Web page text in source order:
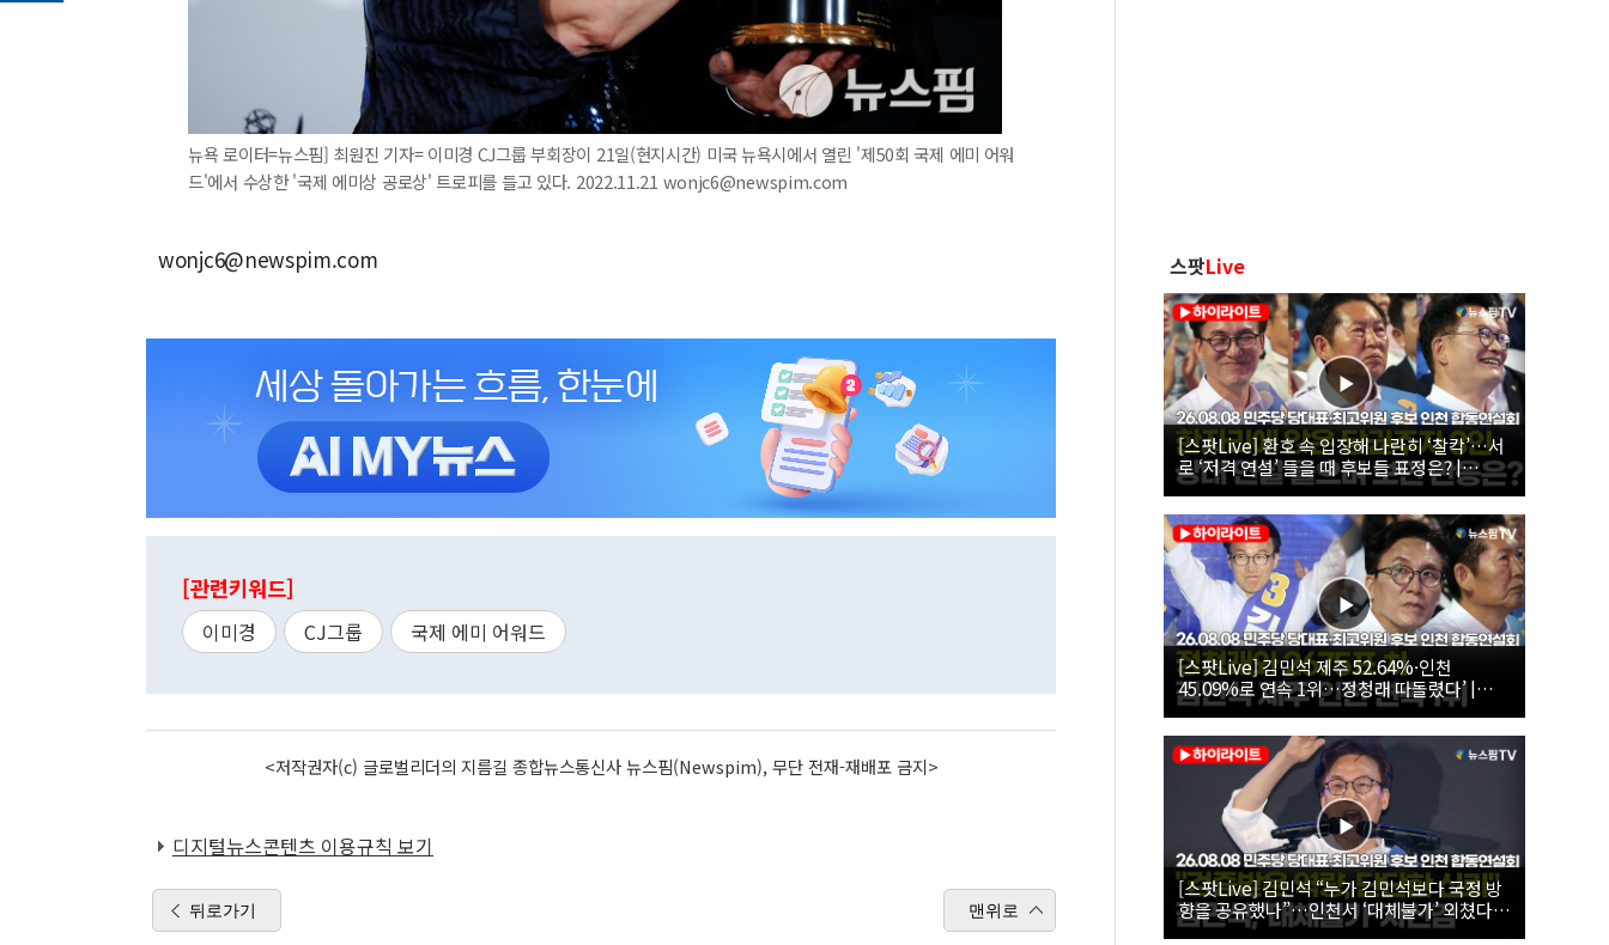
뉴욕 로이터=뉴스핌] 최원진 기자= 이미경 CJ그룹 부회장이 21일(현지시간) 미국 뉴욕시에서 열린 '제50회 국제 에미 어워
드'에서 수상한 '국제 에미상 공로상' 트로피를 들고 있다. 2022.11.21 wonjc6@newspim.com
wonjc6@newspim.com
[관련키워드]
이미경 CJ그룹 국제 에미 어워드
<저작권자(c) 글로벌리더의 지름길 종합뉴스통신사 뉴스핌(Newspim), 무단 전재-재배포 금지>
디지털뉴스콘텐츠 이용규칙 보기
뒤로가기 맨위로
스팟Live
[스팟Live] 환호 속 입장해 나란히 ‘찰칵’…서
로 ‘저격 연설’ 들을 때 후보들 표정은? |
26.08.08 더불어민주당 당대표·최고위원 후
보 인천 합동연설회
[스팟Live] 김민석 제주 52.64%·인천
45.09%로 연속 1위…정청래 따돌렸다’ |
26.08.08 더불어민주당 당대표·최고위원 후
보 인천 합동연설회
[스팟Live] 김민석 “누가 김민석보다 국정 방
향을 공유했나”…인천서 ‘대체불가’ 외쳤다 |
26.08.08 더불어민주당 당대표·최고위원 후